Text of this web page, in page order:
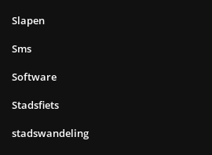
Slapen
Sms
Software
Stadsfiets
stadswandeling